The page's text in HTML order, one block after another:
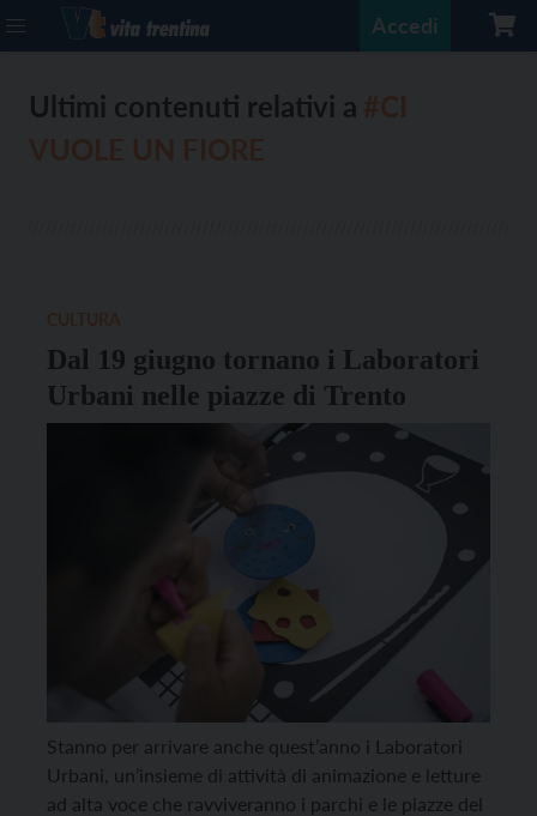
Accedi
Ultimi contenuti relativi a
Dal 19 giugno tornano i Laboratori
Urbani nelle piazze di Trento
Stanno per arrivare anche quest’anno i Laboratori
Urbani, un’insieme di attività di animazione e letture
ad alta voce che ravviveranno i parchi e le piazze del